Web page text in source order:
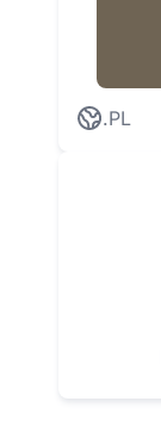
.PL